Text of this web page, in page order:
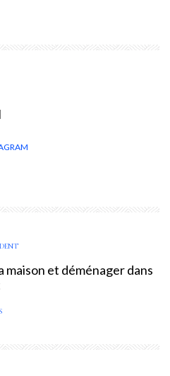
maison et déménager dans